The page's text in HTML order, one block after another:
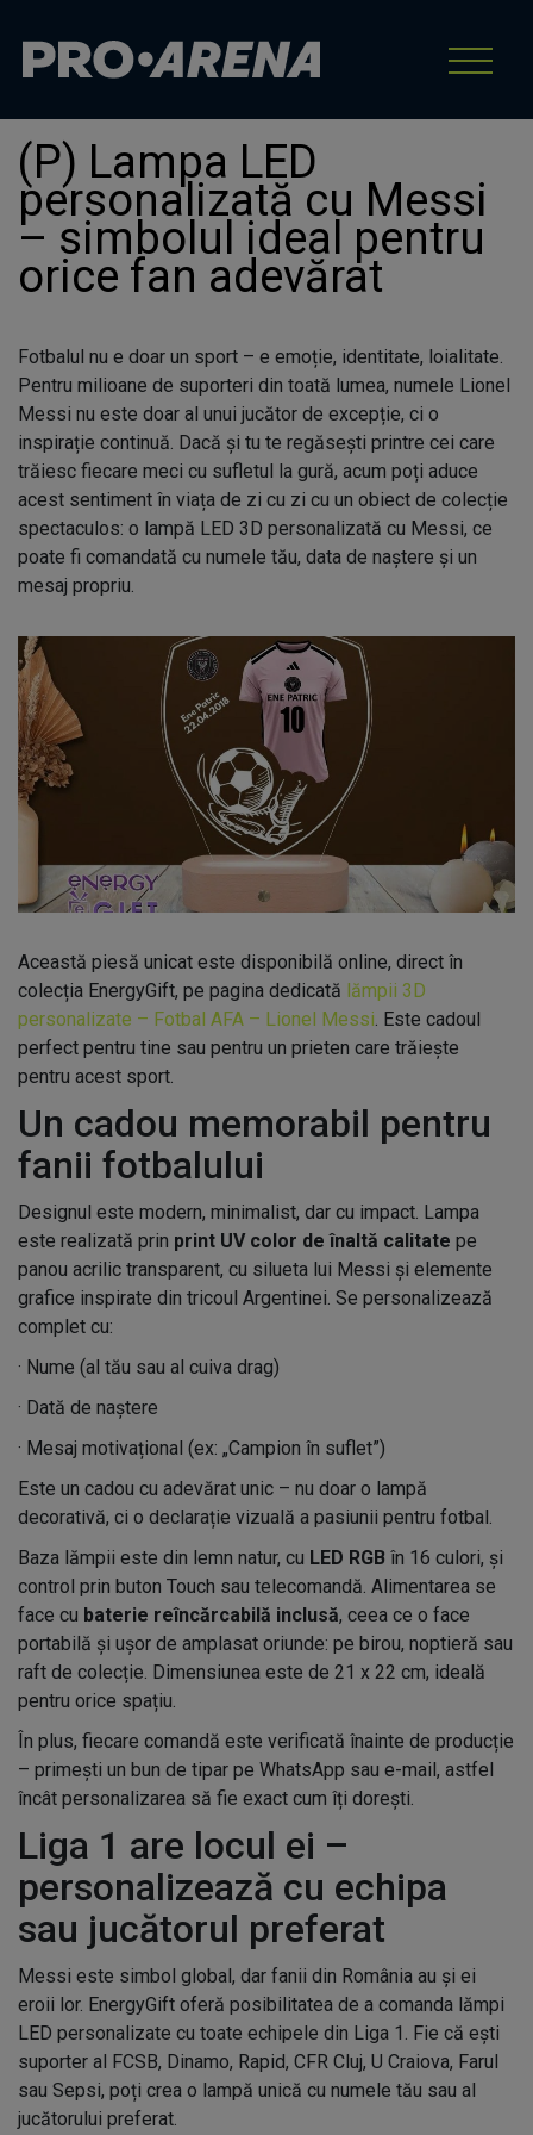
(P) Lampa LED
personalizată cu Messi
– simbolul ideal pentru
orice fan adevărat
Fotbalul nu e doar un sport – e emoție, identitate, loialitate.
Pentru milioane de suporteri din toată lumea, numele Lionel
Messi nu este doar al unui jucător de excepție, ci o
inspirație continuă. Dacă și tu te regăsești printre cei care
trăiesc fiecare meci cu sufletul la gură, acum poți aduce
acest sentiment în viața de zi cu zi cu un obiect de colecție
spectaculos: o lampă LED 3D personalizată cu Messi, ce
poate fi comandată cu numele tău, data de naștere și un
mesaj propriu.
Această piesă unicat este disponibilă online, direct în
colecția EnergyGift, pe pagina dedicată lămpii 3D
personalizate – Fotbal AFA – Lionel Messi. Este cadoul
perfect pentru tine sau pentru un prieten care trăiește
pentru acest sport.
Un cadou memorabil pentru
fanii fotbalului
Designul este modern, minimalist, dar cu impact. Lampa
este realizată prin print UV color de înaltă calitate pe
panou acrilic transparent, cu silueta lui Messi și elemente
grafice inspirate din tricoul Argentinei. Se personalizează
complet cu:
· Nume (al tău sau al cuiva drag)
· Dată de naștere
· Mesaj motivațional (ex: „Campion în suflet”)
Este un cadou cu adevărat unic – nu doar o lampă
decorativă, ci o declarație vizuală a pasiunii pentru fotbal.
Baza lămpii este din lemn natur, cu LED RGB în 16 culori, și
control prin buton Touch sau telecomandă. Alimentarea se
face cu baterie reîncărcabilă inclusă, ceea ce o face
portabilă și ușor de amplasat oriunde: pe birou, noptieră sau
raft de colecție. Dimensiunea este de 21 x 22 cm, ideală
pentru orice spațiu.
În plus, fiecare comandă este verificată înainte de producție
– primești un bun de tipar pe WhatsApp sau e-mail, astfel
încât personalizarea să fie exact cum îți dorești.
Liga 1 are locul ei –
personalizează cu echipa
sau jucătorul preferat
Messi este simbol global, dar fanii din România au și ei
eroii lor. EnergyGift oferă posibilitatea de a comanda lămpi
LED personalizate cu toate echipele din Liga 1. Fie că ești
suporter al FCSB, Dinamo, Rapid, CFR Cluj, U Craiova, Farul
sau Sepsi, poți crea o lampă unică cu numele tău sau al
jucătorului preferat.